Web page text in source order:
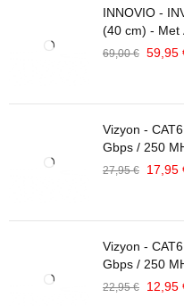
INNOVIO -
(40 cm) - Met
69,00€ 59,95
Vizyon -
Gbps / 250
Netwerkkabel
27,95€ 17,95
Vizyon -
Gbps / 250
Netwerkkabel
22,95€ 12,95